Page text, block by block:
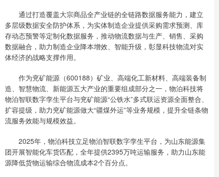
通过打造覆盖大宗商品全产业链的全链路数据服务能力，建立
多层级数据安全防护体系，为实体制造企业提供采购需求预测、库
存动态预警等定制化数据服务，推动物流数据与生产、销售、采购
数据融合，助力制造企业降本增效、智能升级，彰显科技物流对实
体经济的战略支撑作用。
作为兖矿能源（600188）矿业、高端化工新材料、高端装备制
造、智慧物流、新能源五大产业的重要组成部分之一，物泊科技将
物泊智联数字孪生平台与兖矿能源“公铁水”多式联运资源全面整合、
扩容提级，助力兖矿能源做大“疆煤外运”等业务规模，提升全链条物
流服务效能与规模效益。
2025年，物泊科技立足物泊智联数字孪生平台，为山东能源集
团开展智能化车货匹配，全年提供2395万吨运输服务，助力山东能
源降低货物运输综合物流成本2个百分点。